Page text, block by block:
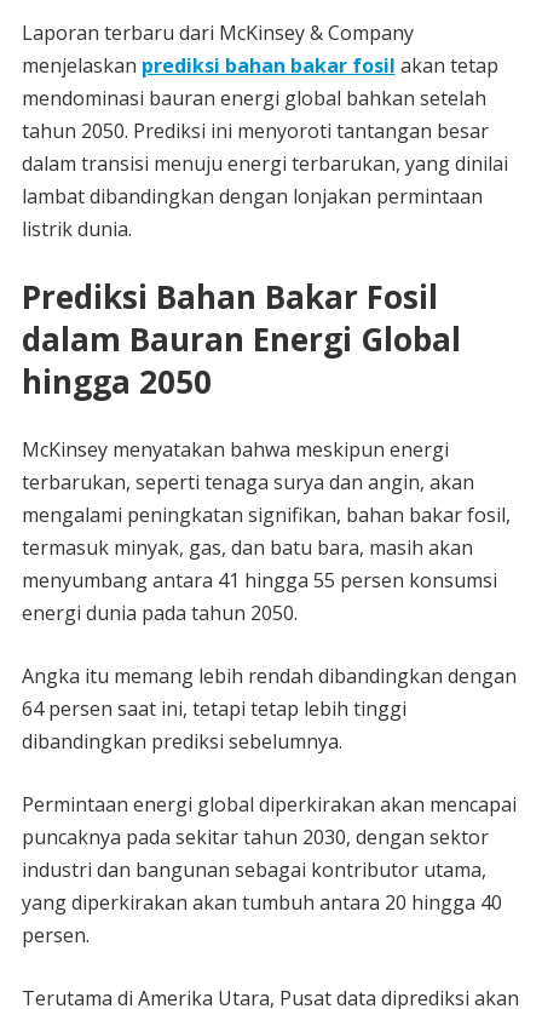
Laporan terbaru dari McKinsey & Company
menjelaskan prediksi bahan bakar fosil akan tetap
mendominasi bauran energi global bahkan setelah
tahun 2050. Prediksi ini menyoroti tantangan besar
dalam transisi menuju energi terbarukan, yang dinilai
lambat dibandingkan dengan lonjakan permintaan
listrik dunia.
Prediksi Bahan Bakar Fosil
dalam Bauran Energi Global
hingga 2050
McKinsey menyatakan bahwa meskipun energi
terbarukan, seperti tenaga surya dan angin, akan
mengalami peningkatan signifikan, bahan bakar fosil,
termasuk minyak, gas, dan batu bara, masih akan
menyumbang antara 41 hingga 55 persen konsumsi
energi dunia pada tahun 2050.
Angka itu memang lebih rendah dibandingkan dengan
64 persen saat ini, tetapi tetap lebih tinggi
dibandingkan prediksi sebelumnya.
Permintaan energi global diperkirakan akan mencapai
puncaknya pada sekitar tahun 2030, dengan sektor
industri dan bangunan sebagai kontributor utama,
yang diperkirakan akan tumbuh antara 20 hingga 40
persen.
Terutama di Amerika Utara, Pusat data diprediksi akan